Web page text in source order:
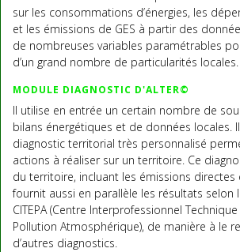
sur les consommations d’énergies, les
et les émissions de GES à partir des
de nombreuses variables paramétrables
d’un grand nombre de particularités locales.
MODULE DIAGNOSTIC D'ALTER©
Il utilise en entrée un certain nombre de
bilans énergétiques et de données locales.
diagnostic territorial très personnalisé
actions à réaliser sur un territoire. Ce
du territoire, incluant les émissions directes
fournit aussi en parallèle les résultats selon
CITEPA (Centre Interprofessionnel
Pollution Atmosphérique), de manière à le
d’autres diagnostics.